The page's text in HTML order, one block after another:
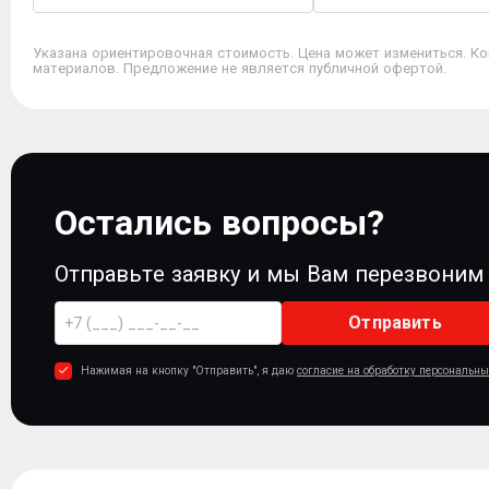
Указана ориентировочная стоимость. Цена может измениться.
материалов. Предложение не является публичной офертой.
Остались вопросы?
Отправьте заявку и мы Вам перезвоним
Отправить
Нажимая на кнопку "Отправить", я даю согласие на обработку